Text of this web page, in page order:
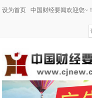
设为首页 中国财经要闻欢迎您~！